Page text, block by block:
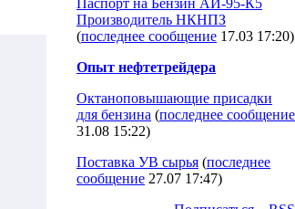
Паспорт на Бензин АИ-95-К5
Производитель НКНПЗ
(последнее сообщение 17.03 17:20)
Опыт нефтетрейдера
Октаноповышающие присадки
для бензина (последнее сообщение
31.08 15:22)
Поставка УВ сырья (последнее
сообщение 27.07 17:47)